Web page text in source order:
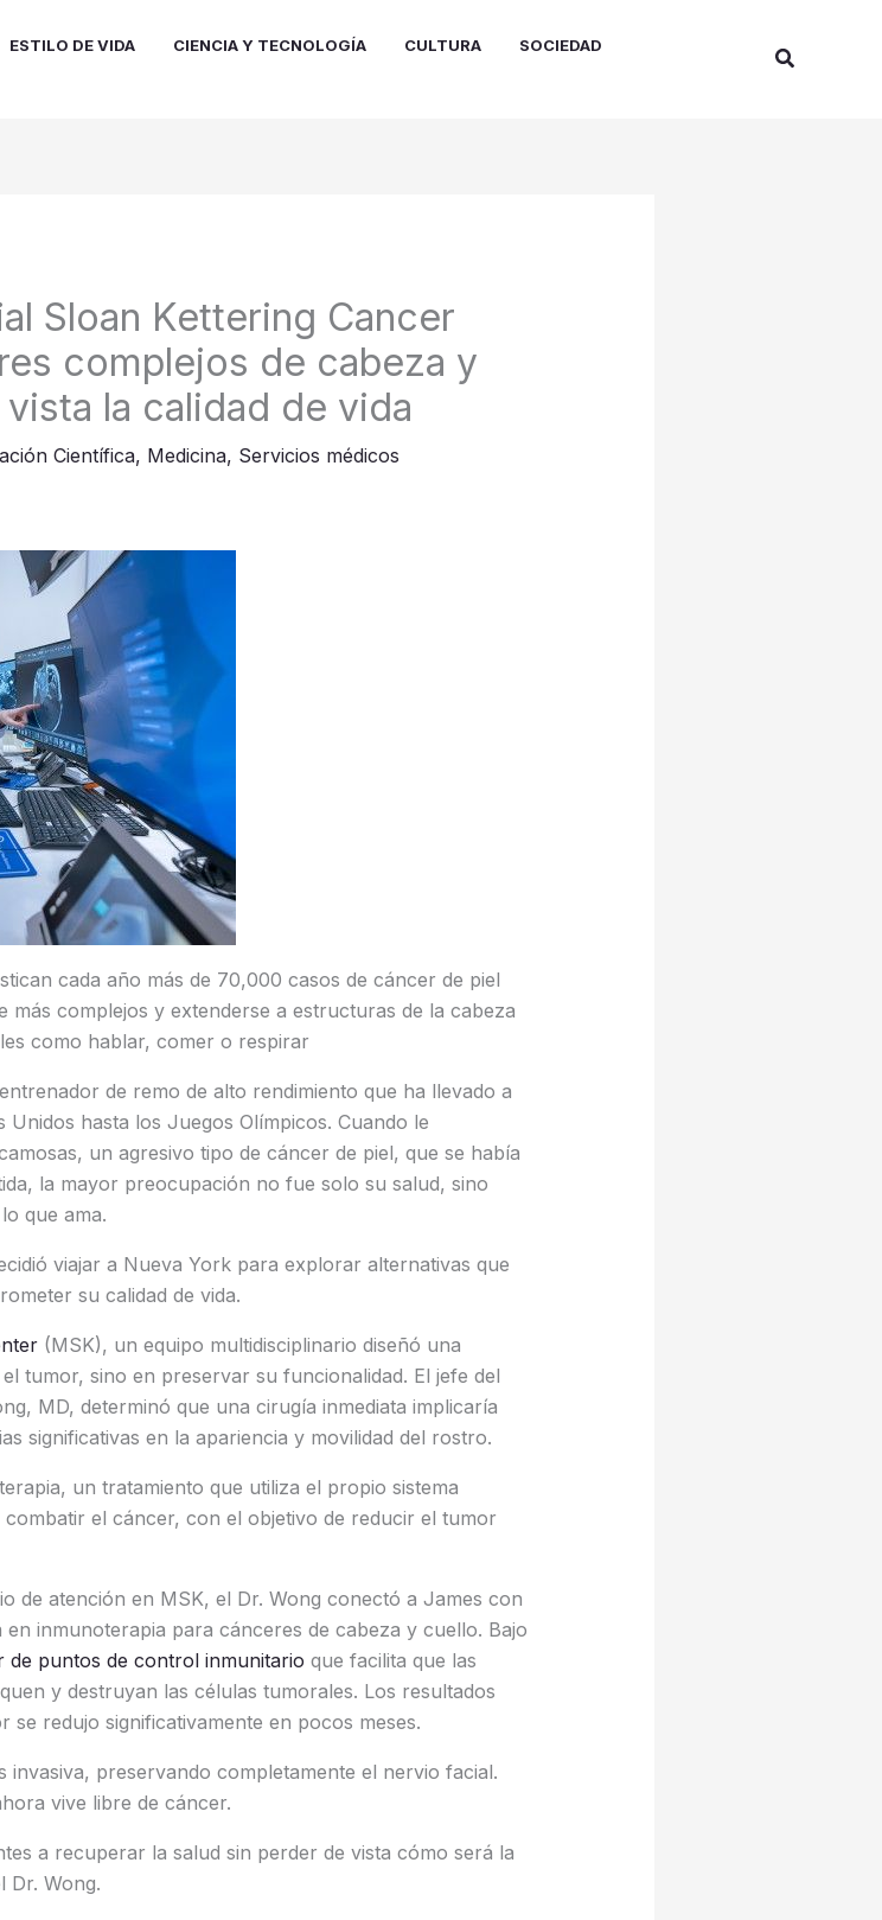
ESTILO DE VIDA CIENCIA Y TECNOLOGÍA CULTURA
SOCIEDAD
Buscar
Sloan Kettering Cancer
complejos de cabeza y
la calidad de vida
Científica, Medicina, Servicios médicos
cada año más de 70,000 casos de cáncer de piel
más complejos y extenderse a estructuras de la cabeza
como hablar, comer o respirar
de remo de alto rendimiento que ha llevado a
hasta los Juegos Olímpicos. Cuando le
un agresivo tipo de cáncer de piel, que se había
la mayor preocupación no fue solo su salud, sino
que ama.
viajar a Nueva York para explorar alternativas que
su calidad de vida.
(MSK), un equipo multidisciplinario diseñó una
tumor, sino en preservar su funcionalidad. El jefe del
MD, determinó que una cirugía inmediata implicaría
significativas en la apariencia y movilidad del rostro.
un tratamiento que utiliza el propio sistema
el cáncer, con el objetivo de reducir el tumor
de atención en MSK, el Dr. Wong conectó a James con
inmunoterapia para cánceres de cabeza y cuello. Bajo
de puntos de control inmunitario que facilita que las
y destruyan las células tumorales. Los resultados
redujo significativamente en pocos meses.
invasiva, preservando completamente el nervio facial.
vive libre de cáncer.
a recuperar la salud sin perder de vista cómo será la
Dr. Wong.